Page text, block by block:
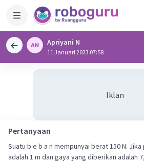
Apriyani N
11 Januari 2023 07:58
Iklan
Pertanyaan
Suatu b e b a n mempunyai berat 150 N.
adalah 1 m dan gaya yang diberikan adalah